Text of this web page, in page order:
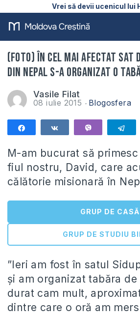
Vrei să devii ucenicul lui
(FOTO) În cel mai afectat
din Nepal s-a organizat o
Vasile Filat
08 iulie 2015 Blogosfera
M-am bucurat să
fiul nostru, David, care
călătorie misionară în
GRUP DE CASĂ
GRUP DE STUDIU
”Ieri am fost în satul
și am organizat tabăra de
durat cam mult,
dintre care o oră am